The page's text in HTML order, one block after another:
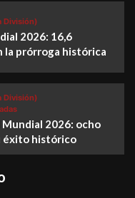
División)
2026: 16,6
la prórroga histórica
División)
Mundial 2026: ocho
éxito histórico